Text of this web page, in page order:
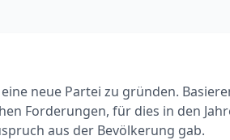
eine neue Partei zu gründen.
Forderungen, für dies in den
aus der Bevölkerung gab.